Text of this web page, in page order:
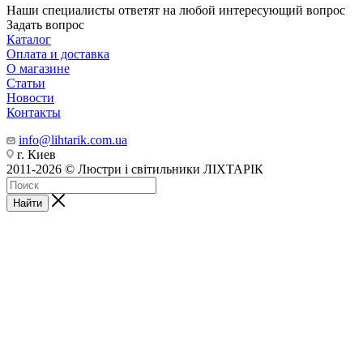
Наши специалисты ответят на любой интересующий вопрос
Задать вопрос
Каталог
Оплата и доставка
О магазине
Статьи
Новости
Контакты
info@lihtarik.com.ua
г. Киев
2011-2026 © Люстри і світильники ЛІХТАРІК
Найти